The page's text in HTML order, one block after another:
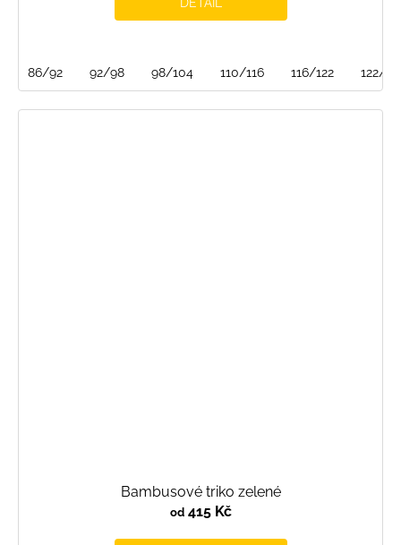
86/92 92/98 98/104 110/116 116/122 122/
Bambusové triko zelené
od415 Kč